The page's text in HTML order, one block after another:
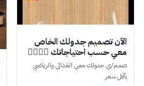
الآن تصميم جدولك الخاص
معي حسب احتياجاتك 👌🏻❤️‍🔥
صمم/ي جدولك معي الغذائي والرياضي
بأقل سعر